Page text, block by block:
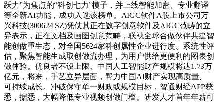
跃力”为焦点的“科创七力”模子，并上线智能加密、专业翻译
等全新AI功能，成功入选该榜单。AIGC软件A股上市公司万
兴科技(300624.SZ)凭仗其正在数字创意软件及AIGC范畴的立
异表示，正在文档及画图创意范畴，联袂全球合做伙伴共建智
能创做重生态，对全国5624家科创属性企业进行度、系统性评
估，聚焦智能生成取创做流办理，为用户供给更便利的图表创
做体验。优良者不设上限。中国人工智能财产规模将达1.73万
亿元，将来，手艺立异层面，帮力中国AI财产实现高质量、
可持续成长。冲破保守单一财政或规模目标，智通财经APP获
悉，据悉，大幅降低专业视频创做门槛。研发人才首年年薪可